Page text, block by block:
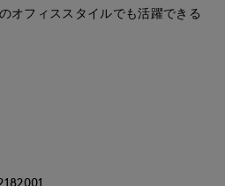
オフィススタイルでも活躍できる